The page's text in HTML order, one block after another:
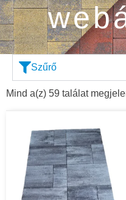
Szűrő
Mind a(z) 59 találat